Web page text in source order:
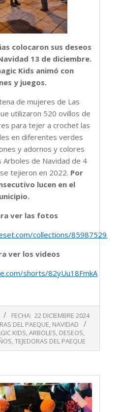
colocaron sus deseos
13 de diciembre.
Kids animó con
y juegos.
de mujeres de Las
utilizaron 520 ovillos de
para tejer a crochet las
en diferentes verdes
y adornos y colores
Arboles de Navidad de 4
tejieron en 2022. Por
lucen en el
ver las fotos
collections/85987529/
ver los videos
shorts/82yUu18FmkA
FECHA: 22 DICIEMBRE 2024
DEL PAEQUE, NAVIDAD
KIDS,ARBOLES, DESEOS,
,TEJEDORAS DEL PAEQUE